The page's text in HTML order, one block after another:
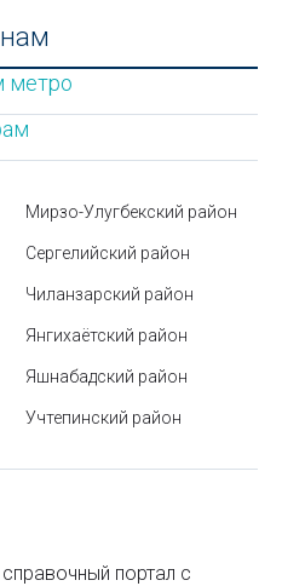
гид для комфортного
символов
часов от царапин
применение
дезинфекцию в доме
(«Национальный парк»)
метро
Мирзо-Улугбекский район
Сергелийский район
Чиланзарский район
Янгихаётский район
Яшнабадский район
Учтепинский район
портал с